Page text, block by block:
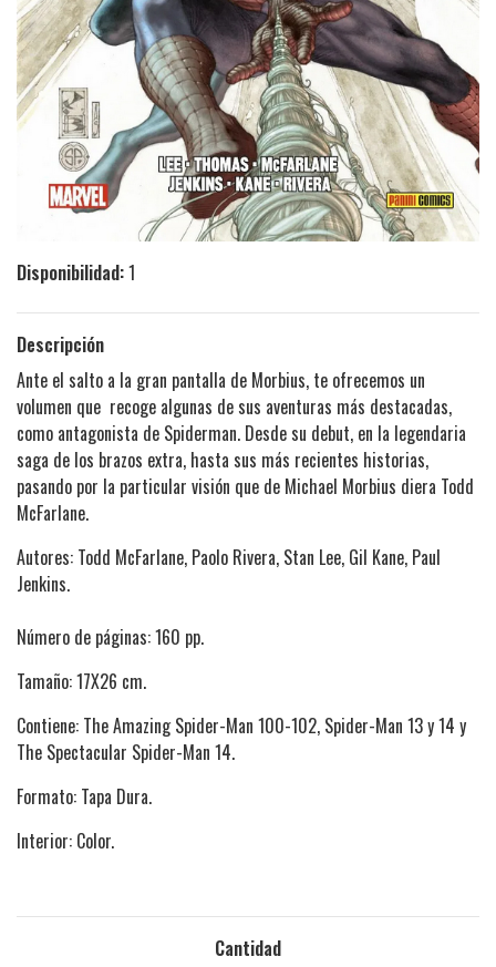
Disponibilidad:1
Descripción
Ante el salto a la gran pantalla de Morbius, te ofrecemos un
volumen que recoge algunas de sus aventuras más destacadas,
como antagonista de Spiderman. Desde su debut, en la legendaria
saga de los brazos extra, hasta sus más recientes historias,
pasando por la particular visión que de Michael Morbius diera Todd
McFarlane.
Autores: Todd McFarlane, Paolo Rivera, Stan Lee, Gil Kane, Paul
Jenkins.
Número de páginas: 160 pp.
Tamaño: 17X26 cm.
Contiene: The Amazing Spider-Man 100-102, Spider-Man 13 y 14 y
The Spectacular Spider-Man 14.
Formato: Tapa Dura.
Interior: Color.
Cantidad